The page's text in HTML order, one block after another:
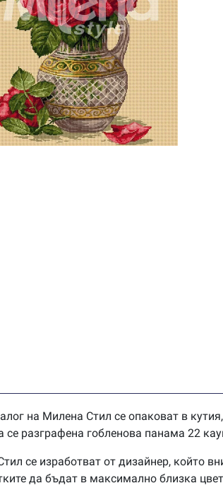
на Милена Стил се опаковат в
се разграфена гобленова панама 22
се изработват от дизайнер, който
да бъдат в максимално близка